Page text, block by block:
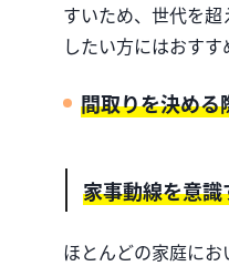
すいため、世代を
したい方にはおすす
間取りを決める
家事動線を意識
ほとんどの家庭に